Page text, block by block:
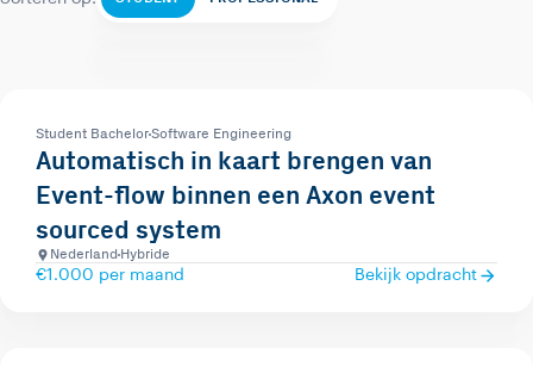
Student BachelorSoftware Engineering
Automatisch in kaart brengen van
Event-flow binnen een Axon event
sourced system
Nederland Hybride
€1.000 per maand Bekijk opdracht